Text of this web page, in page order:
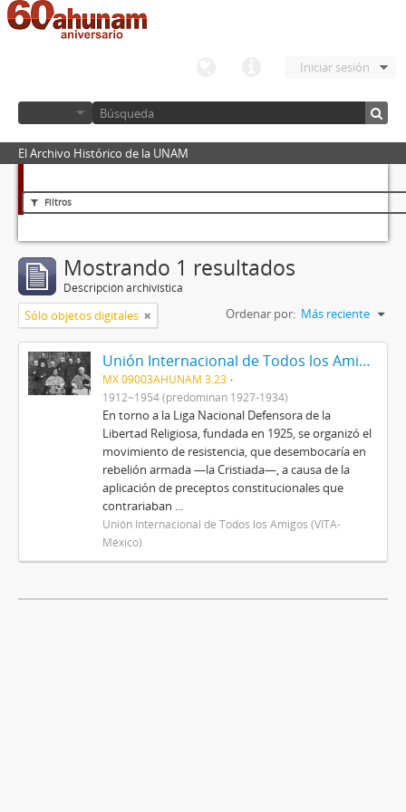
Iniciar sesión
El Archivo Histórico de la UNAM
Filtros
Mostrando 1 resultados
Descripción archivística
Sólo objetos digitales Ordenar por: Más reciente
Unión Internacional de Todos los Amigos (VITA-México)
MX 09003AHUNAM 3.23
1912~1954 (predominan 1927-1934)
En torno a la Liga Nacional Defensora de la
Libertad Religiosa, fundada en 1925, se organizó el
movimiento de resistencia, que desembocaría en
rebelión armada —la Cristiada—, a causa de la
aplicación de preceptos constitucionales que
contrariaban ...
Unión Internacional de Todos los Amigos (VITA-
México)